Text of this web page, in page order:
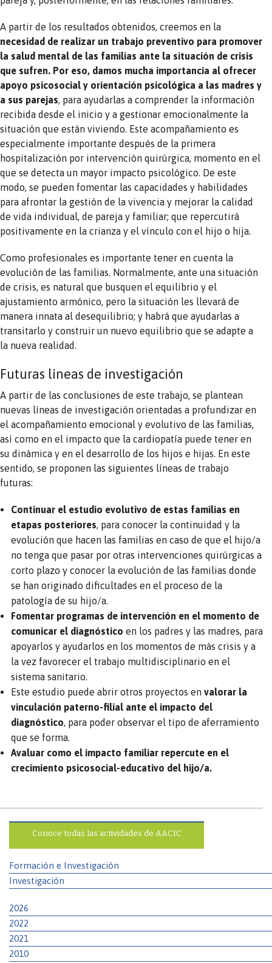
A partir de los resultados obtenidos, creemos en la
necesidad de realizar un trabajo preventivo para promover
la salud mental de las familias ante la situación de crisis
que sufren. Por eso, damos mucha importancia al ofrecer
apoyo psicosocial y orientación psicológica a las madres y
a sus parejas, para ayudarlas a comprender la información
recibida desde el inicio y a gestionar emocionalmente la
situación que están viviendo. Este acompañamiento es
especialmente importante después de la primera
hospitalización por intervención quirúrgica, momento en el
que se detecta un mayor impacto psicológico. De este
modo, se pueden fomentar las capacidades y habilidades
para afrontar la gestión de la vivencia y mejorar la calidad
de vida individual, de pareja y familiar; que repercutirá
positivamente en la crianza y el vínculo con el hijo o hija.
Como profesionales es importante tener en cuenta la
evolución de las familias. Normalmente, ante una situación
de crisis, es natural que busquen el equilibrio y el
ajustamiento armónico, pero la situación les llevará de
manera innata al desequilibrio; y habrá que ayudarlas a
transitarlo y construir un nuevo equilibrio que se adapte a
la nueva realidad.
Futuras líneas de investigación
A partir de las conclusiones de este trabajo, se plantean
nuevas líneas de investigación orientadas a profundizar en
el acompañamiento emocional y evolutivo de las familias,
así como en el impacto que la cardiopatía puede tener en
su dinámica y en el desarrollo de los hijos e hijas. En este
sentido, se proponen las siguientes líneas de trabajo
futuras:
Continuar el estudio evolutivo de estas familias en
etapas posteriores, para conocer la continuidad y la
evolución que hacen las familias en caso de que el hijo/a
no tenga que pasar por otras intervenciones quirúrgicas a
corto plazo y conocer la evolución de las familias donde
se han originado dificultades en el proceso de la
patología de su hijo/a.
Fomentar programas de intervención en el momento de
comunicar el diagnóstico en los padres y las madres, para
apoyarlos y ayudarlos en los momentos de más crisis y a
la vez favorecer el trabajo multidisciplinario en el
sistema sanitario.
Este estudio puede abrir otros proyectos en valorar la
vinculación paterno-filial ante el impacto del
diagnóstico, para poder observar el tipo de aferramiento
que se forma.
Avaluar como el impacto familiar repercute en el
crecimiento psicosocial-educativo del hijo/a.
Conoce todas las actividades de AACIC
Formación e Investigación
Investigación
2026
2022
2021
2010